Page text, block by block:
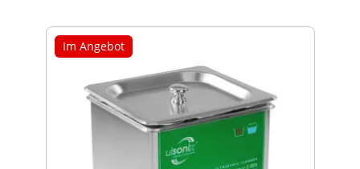
Im Angebot